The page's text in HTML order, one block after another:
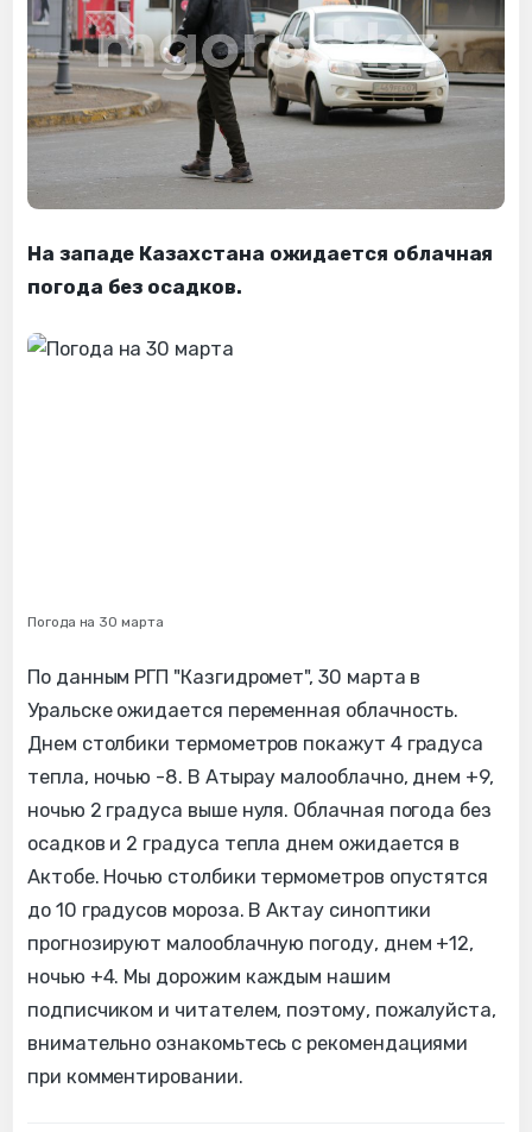
На западе Казахстана ожидается облачная
погода без осадков.
Погода на 30 марта
По данным РГП "Казгидромет", 30 марта в
Уральске ожидается переменная облачность.
Днем столбики термометров покажут 4 градуса
тепла, ночью -8. В Атырау малооблачно, днем +9,
ночью 2 градуса выше нуля. Облачная погода без
осадков и 2 градуса тепла днем ожидается в
Актобе. Ночью столбики термометров опустятся
до 10 градусов мороза. В Актау синоптики
прогнозируют малооблачную погоду, днем +12,
ночью +4. Мы дорожим каждым нашим
подписчиком и читателем, поэтому, пожалуйста,
внимательно ознакомьтесь с рекомендациями
при комментировании.